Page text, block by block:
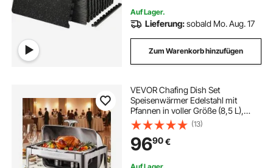
Auf Lager.
Lieferung:sobald Mo. Aug. 17
Zum Warenkorb hinzufügen
VEVOR Chafing Dish Set
Speisenwärmer Edelstahl mit
Pfannen in voller Größe (8,5 L),
rechteckiger Wärmespender mit
Roll Top Deckel &
Wasserpfannenständer &
Brennstoffhalter, für Buffet Silber
(13)
9690€